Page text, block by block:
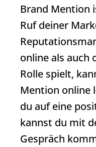
Brand Mention
Ruf deiner
online als auch
Rolle spielt,
Mention online
du auf eine
kannst du mit
Gespräch